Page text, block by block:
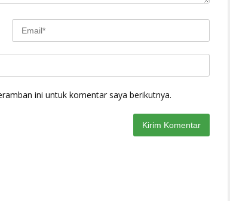
ini untuk komentar saya berikutnya.